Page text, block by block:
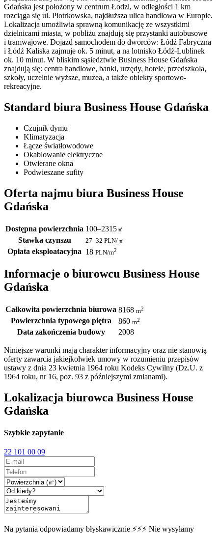
Gdańska jest położony w centrum Łodzi, w odległości 1 km
rozciąga się ul. Piotrkowska, najdłuższa ulica handlowa w Europie.
Lokalizacja umożliwia sprawną komunikację ze wszystkimi
dzielnicami miasta, w pobliżu znajdują się przystanki autobusowe
i tramwajowe. Dojazd samochodem do dworców: Łódź Fabryczna
i Łódź Kaliska zajmuje ok. 5 minut, a na lotnisko Łódź-Lublinek
ok. 10 minut. W bliskim sąsiedztwie Business House Gdańska
znajdują się: centra handlowe, banki, urzędy, hotele, przedszkola,
szkoły, uczelnie wyższe, muzea, a także obiekty sportowo-
rekreacyjne.
Standard biura Business House Gdańska
Czujnik dymu
Klimatyzacja
Łącze światłowodowe
Okablowanie elektryczne
Otwierane okna
Podwieszane sufity
Oferta najmu biura Business House
Gdańska
Dostępna powierzchnia 100–2315㎡
Stawka czynszu 27–32 PLN/㎡
Opłata eksploatacyjna 18 PLN/m2
Informacje o biurowcu Business House
Gdańska
Całkowita powierzchnia biurowa 8168 m2
Powierzchnia typowego piętra 860 m2
Data zakończenia budowy 2008
Niniejsze warunki mają charakter informacyjny oraz nie stanowią
oferty zawarcia jakiejkolwiek umowy w rozumieniu przepisów
ustawy z dnia 23 kwietnia 1964 roku Kodeks Cywilny (Dz.U. z
1964 roku, nr 16, poz. 93 z późniejszymi zmianami).
Lokalizacja biurowca Business House
Gdańska
Szybkie zapytanie
22 101 00 09
Na pytania odpowiadamy błyskawicznie ⚡⚡⚡ Nie wysyłamy